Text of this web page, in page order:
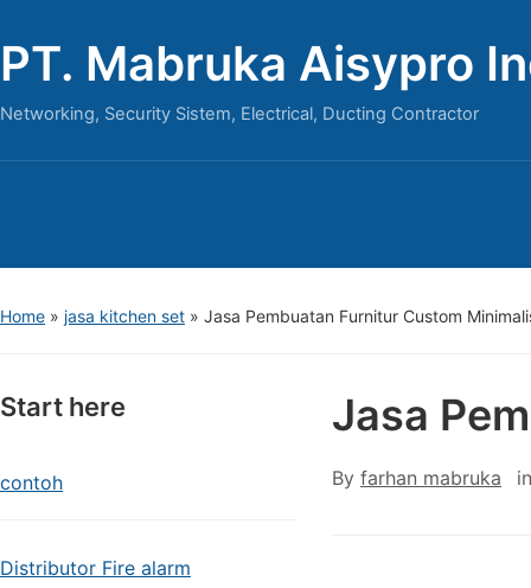
PT. Mabruka Aisypro
Networking, Security Sistem, Electrical, Ducting Contractor
Home » jasa kitchen set » Jasa Pembuatan Furnitur Custom
Start here
contoh
Distributor Fire alarm
Jasa
By farhan mabruka